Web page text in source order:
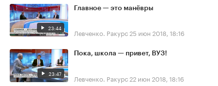
23:44
Главное — это манёвры
Левченко. Ракурс 25 июн 2018, 18:16
23:47
Пока, школа — привет, ВУЗ!
Левченко. Ракурс 22 июн 2018, 18:16